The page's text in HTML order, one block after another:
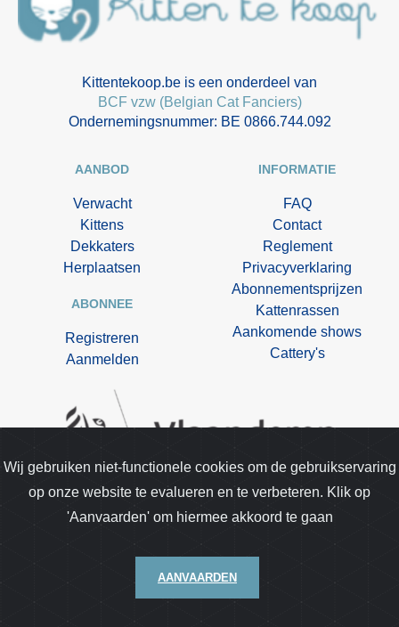
Kittentekoop.be is een onderdeel van
BCF vzw (Belgian Cat Fanciers)
Ondernemingsnummer: BE 0866.744.092
AANBOD
Verwacht
Kittens
Dekkaters
Herplaatsen
ABONNEE
Registreren
Aanmelden
INFORMATIE
FAQ
Contact
Reglement
Privacyverklaring
Abonnementsprijzen
Kattenrassen
Aankomende shows
Cattery's
Kittentekoop.be is opgenomen in de lijst van
Wij gebruiken niet-functionele cookies om de gebruikservaring
op onze website te evalueren en te verbeteren. Klik op
'Aanvaarden' om hiermee akkoord te gaan
AANVAARDEN